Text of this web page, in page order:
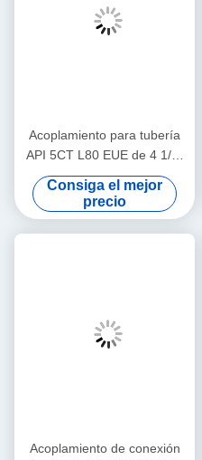
Acoplamiento para tubería
API 5CT L80 EUE de 4 1/2"
para extracción de petróleo
y gas, tubería de acero sin
costura, adoptado para la
conexión de tuberías de
Consiga el mejor
precio
Acoplamiento de conexión